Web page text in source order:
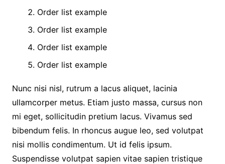
Order list example
Order list example
Order list example
Order list example
Nunc nisi nisl, rutrum a lacus aliquet, lacinia
ullamcorper metus. Etiam justo massa, cursus non
mi eget, sollicitudin pretium lacus. Vivamus sed
bibendum felis. In rhoncus augue leo, sed volutpat
nisi mollis condimentum. Ut id felis ipsum.
Suspendisse volutpat sapien vitae sapien tristique